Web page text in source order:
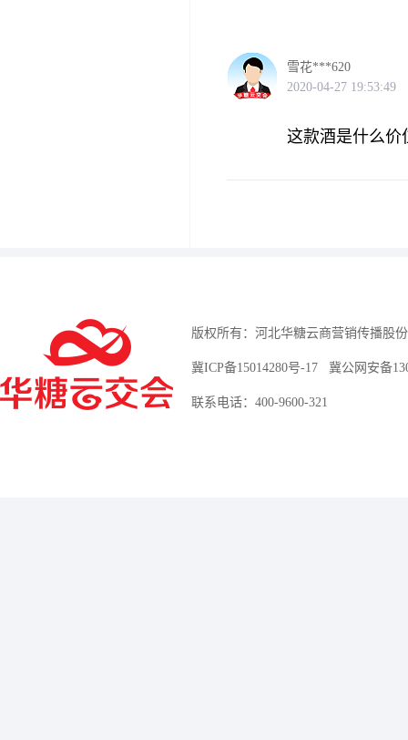
雪花***620
2020-04-27 19:53:49
这款酒是什么价
版权所有：河北华糖云商营销传播股
冀ICP备15014280号-17 冀公网安备
联系电话：400-9600-321